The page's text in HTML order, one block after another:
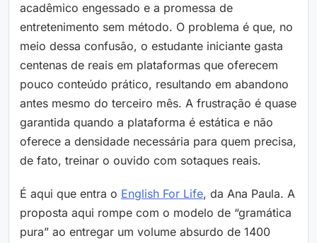
acadêmico engessado e a promessa de
entretenimento sem método. O problema é que, no
meio dessa confusão, o estudante iniciante gasta
centenas de reais em plataformas que oferecem
pouco conteúdo prático, resultando em abandono
antes mesmo do terceiro mês. A frustração é quase
garantida quando a plataforma é estática e não
oferece a densidade necessária para quem precisa,
de fato, treinar o ouvido com sotaques reais.
É aqui que entra o English For Life, da Ana Paula. A
proposta aqui rompe com o modelo de “gramática
pura” ao entregar um volume absurdo de 1400